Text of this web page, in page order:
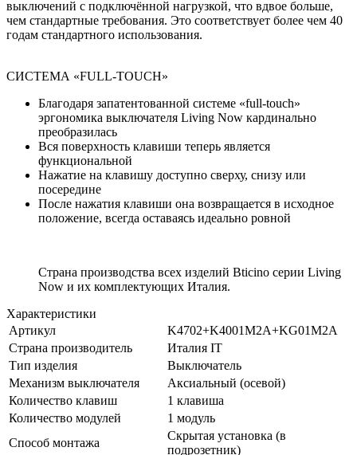
выключений с подключённой нагрузкой, что вдвое больше,
чем стандартные требования. Это соответствует более чем 40
годам стандартного использования.
СИСТЕМА «FULL-TOUCH»
Благодаря запатентованной системе «full-touch»
эргономика выключателя Living Now кардинально
преобразилась
Вся поверхность клавиши теперь является
функциональной
Нажатие на клавишу доступно сверху, снизу или
посередине
После нажатия клавиши она возвращается в исходное
положение, всегда оставаясь идеально ровной
Страна производства всех изделий Bticino серии Living
Now и их комплектующих Италия.
Характеристики
Артикул
K4702+K4001M2A+KG01M2A
Страна производитель
Италия IT
Тип изделия
Выключатель
Механизм выключателя
Аксиальный (осевой)
Количество клавиш
1 клавиша
Количество модулей
1 модуль
Способ монтажа
Скрытая установка (в
подрозетник)